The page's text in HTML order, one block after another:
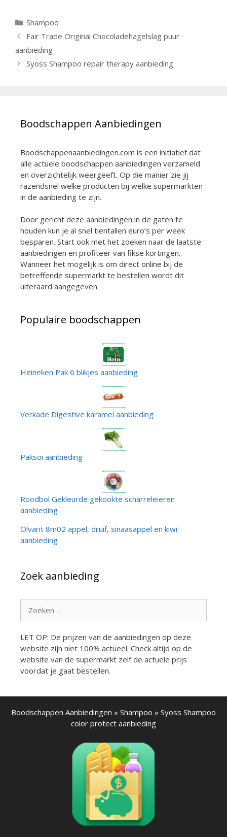
Categorieën
Shampoo
Berichtnavigatie
Fair Trade Original Chocoladehagelslag puur
aanbieding
Syoss Shampoo repair therapy aanbieding
Boodschappen Aanbiedingen
Boodschappenaanbiedingen.com is een initiatief dat
alle actuele boodschappen aanbiedingen verzameld
en overzichtelijk weergeeft. Op die manier zie jij
razendsnel welke producten bij welke supermarkten
in de aanbieding te zijn.
Door gericht deze aanbiedingen in de gaten te
houden kun je al snel tientallen euro’s per week
besparen. Start ook met het zoeken naar de laatste
aanbiedingen en profiteer van fikse kortingen.
Wanneer het mogelijk is om direct online bij de
betreffende supermarkt te bestellen wordt dit
uiteraard aangegeven.
Populaire boodschappen
Heineken Pak 6 blikjes aanbieding
Verkade Digestive karamel aanbieding
Paksoi aanbieding
Roodbol Gekleurde gekookte scharreleieren
aanbieding
Olvarit 8m02 appel, druif, sinaasappel en kiwi
aanbieding
Zoek aanbieding
naar:
LET OP: De prijzen van de aanbiedingen op deze
website zijn niet 100% actueel. Check altijd op de
website van de supermarkt zelf de actuele prijs
voordat je gaat bestellen.
Boodschappen Aanbiedingen » Shampoo » Syoss Shampoo
color protect aanbieding